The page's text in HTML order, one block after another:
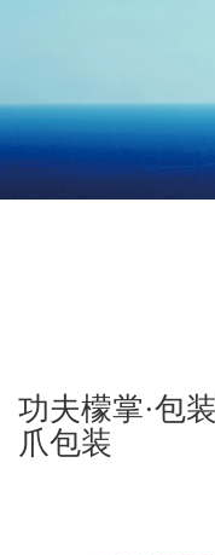
功夫檬掌·包
爪包装